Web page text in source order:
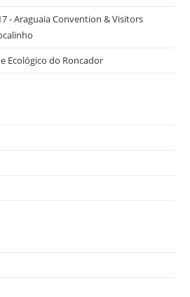
- Araguaia Convention & Visitors
Ecológico do Roncador